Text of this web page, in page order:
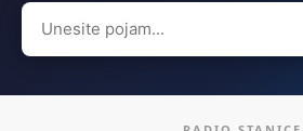
Search
for: